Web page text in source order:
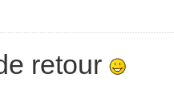
retour